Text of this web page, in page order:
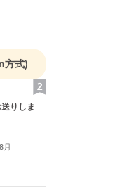
合で
ことが
など、
投手の
前のメ
クの実
手
方式)
りしま
月